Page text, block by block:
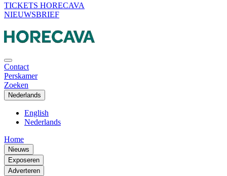
TICKETS HORECAVA
NIEUWSBRIEF
Contact
Perskamer
Zoeken
Nederlands
English
Nederlands
Home
Nieuws
Exposeren
Adverteren